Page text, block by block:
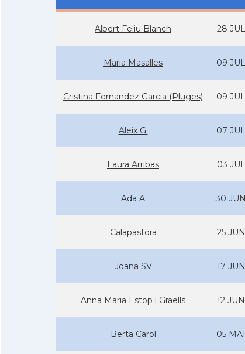
Albert Feliu Blanch 28
Maria Masalles 09
Cristina Fernandez Garcia (Pluges) 09
Aleix G. 07
Laura Arribas 03
Ada A 30
Calapastora 25
Joana SV 17
Anna Maria Estop i Graells 12
Berta Carol 05